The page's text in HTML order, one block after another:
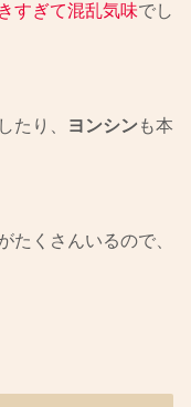
すぎて混乱気味でし
たり、 ヨンシンも本
たくさんいるので、